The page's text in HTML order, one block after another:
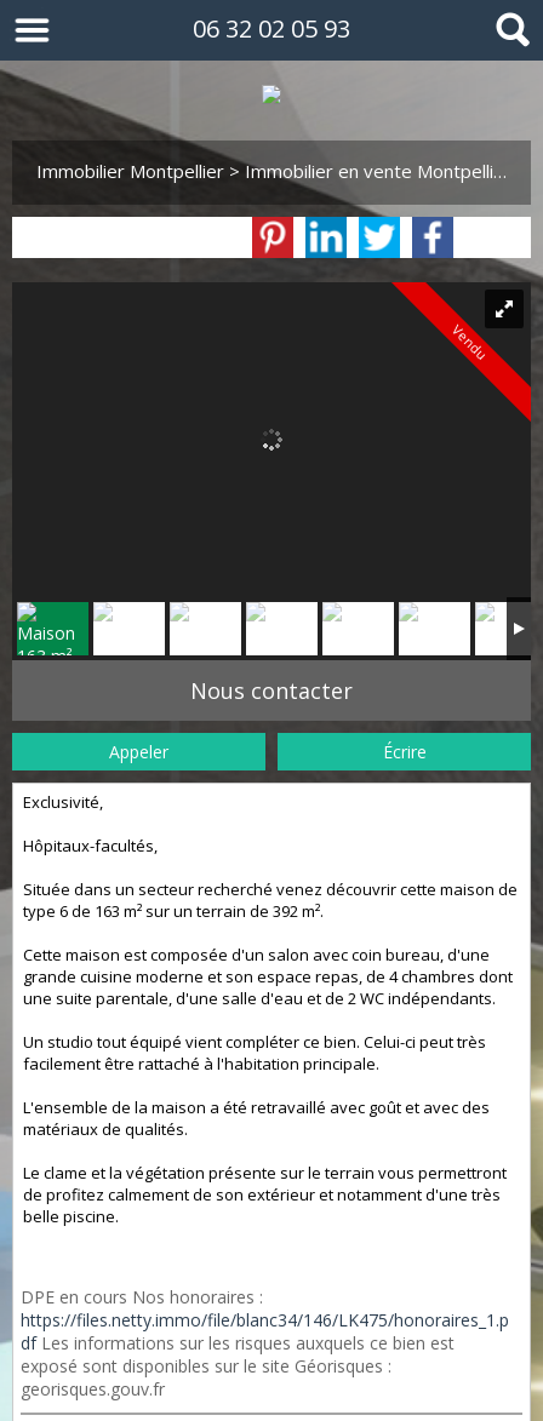
06 32 02 05 93
Immobilier Montpellier >Immobilier en vente Montpellier
Vendu
Nous contacter
Appeler Écrire
Exclusivité,
Hôpitaux-facultés,
Située dans un secteur recherché venez découvrir cette maison de
type 6 de 163 m² sur un terrain de 392 m².
Cette maison est composée d'un salon avec coin bureau, d'une
grande cuisine moderne et son espace repas, de 4 chambres dont
une suite parentale, d'une salle d'eau et de 2 WC indépendants.
Un studio tout équipé vient compléter ce bien. Celui-ci peut très
facilement être rattaché à l'habitation principale.
L'ensemble de la maison a été retravaillé avec goût et avec des
matériaux de qualités.
Le clame et la végétation présente sur le terrain vous permettront
de profitez calmement de son extérieur et notamment d'une très
belle piscine.
DPE en cours Nos honoraires :
https://files.netty.immo/file/blanc34/146/LK475/honoraires_1.p
dfLes informations sur les risques auxquels ce bien est
exposé sont disponibles sur le site Géorisques :
georisques.gouv.fr